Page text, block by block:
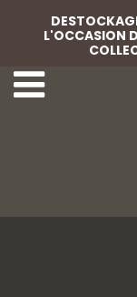
Pochette
L'OCCASION